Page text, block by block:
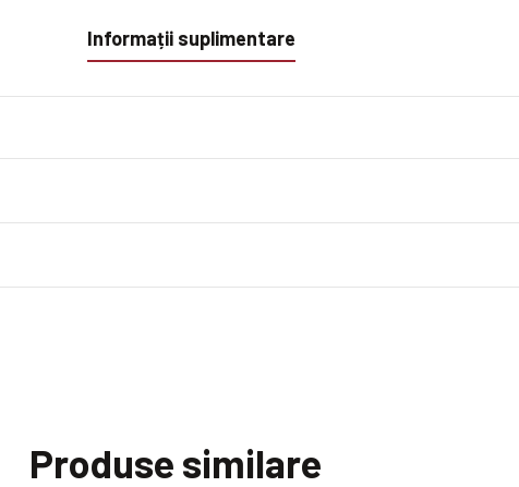
Informații suplimentare
Produse similare